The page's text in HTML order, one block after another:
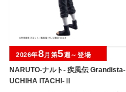
NARUTO-ナルト- 疾風伝 Grandista-
UCHIHA ITACHI-Ⅱ
2026年8月第5週～登場